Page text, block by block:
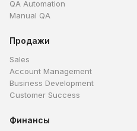
QA Automation
Manual QA
Продажи
Sales
Account Management
Business Development
Customer Success
Финансы